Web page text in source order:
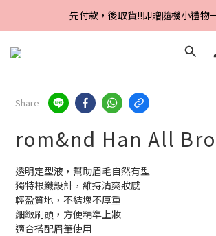
Line好友招募中，首購、回購皆贈
先付款，後取貨‼️即贈隨機小禮物
Line好友招募中，首購、回購皆贈
Share
rom&nd Han All
透明定型液，幫助眉毛自然有型
獨特根纖設計，維持清爽妝感
輕盈質地，不結塊不厚重
細緻刷頭，方便精準上妝
適合搭配眉筆使用